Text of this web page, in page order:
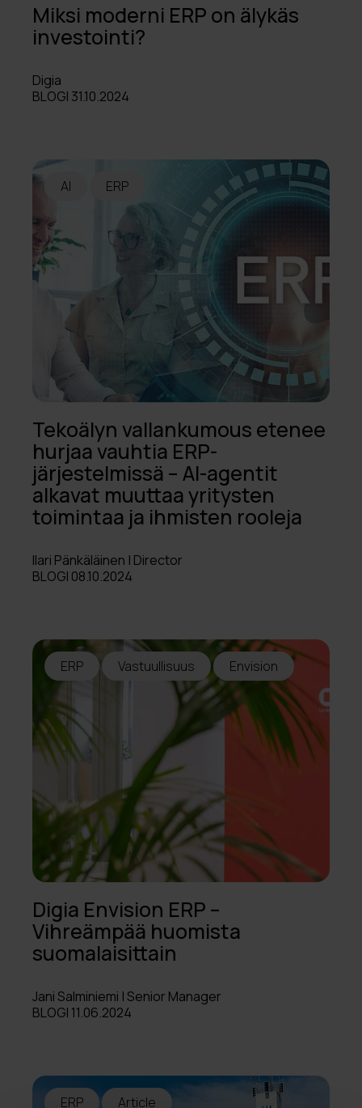
Miksi moderni ERP on älykäs
investointi?
Digia
BLOGI 31.10.2024
AI ERP
Tekoälyn vallankumous etenee
hurjaa vauhtia ERP-
järjestelmissä – AI-agentit
alkavat muuttaa yritysten
toimintaa ja ihmisten rooleja
Ilari Pänkäläinen | Director
BLOGI 08.10.2024
ERP Vastuullisuus Envision
Digia Envision ERP –
Vihreämpää huomista
suomalaisittain
Jani Salminiemi | Senior Manager
BLOGI 11.06.2024
ERP Article